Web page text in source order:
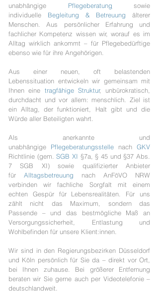
unabhängige Pflegeberatung sowie
individuelle Begleitung & Betreuung älterer
Menschen. Aus persönlicher Erfahrung und
fachlicher Kompetenz wissen wir, worauf es im
Alltag wirklich ankommt – für Pflegebedürftige
ebenso wie für ihre Angehörigen.
Aus einer neuen, oft belastenden
Lebenssituation entwickeln wir gemeinsam mit
Ihnen eine tragfähige Struktur, unbürokratisch,
durchdacht und vor allem: menschlich. Ziel ist
ein Alltag, der funktioniert, Halt gibt und die
Würde aller Beteiligten wahrt.
Als anerkannte und
unabhängige Pflegeberatungsstelle nach GKV
Richtlinie (gem.SGB XI §7a, § 45 und §37 Abs.
7 SGB XI) sowie qualifizierter Anbieter
für Alltagsbetreuung nach AnFöVO NRW
verbinden wir fachliche Sorgfalt mit einem
echten Gespür für Lebensrealitäten. Für uns
zählt nicht das Maximum, sondern das
Passende – und das bestmögliche Maß an
Versorgungssicherheit, Entlastung und
Wohlbefinden für unsere Klient:innen.
Wir sind in den Regierungsbezirken Düsseldorf
und Köln persönlich für Sie da – direkt vor Ort,
bei Ihnen zuhause. Bei größerer Entfernung
beraten wir Sie gerne auch per Videotelefonie –
deutschlandweit.